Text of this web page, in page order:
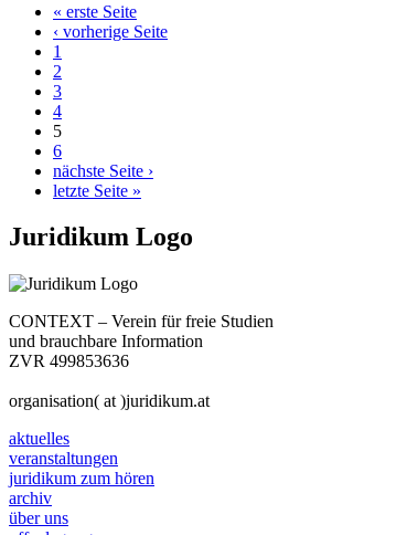
« erste Seite
‹ vorherige Seite
1
2
3
4
5
6
nächste Seite ›
letzte Seite »
Juridikum Logo
CONTEXT – Verein für freie Studien
und brauchbare Information
ZVR 499853636
organisation( at )juridikum.at
aktuelles
veranstaltungen
juridikum zum hören
archiv
über uns